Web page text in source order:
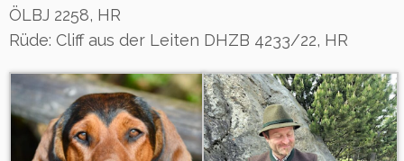
ÖLBJ 2258, HR
Rüde: Cliff aus der Leiten DHZB 4233/22, HR